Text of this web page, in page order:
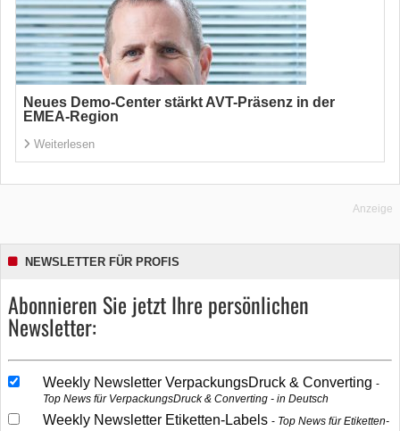
Neues Demo-Center stärkt AVT-Präsenz in der
EMEA-Region
Weiterlesen
Anzeige
NEWSLETTER FÜR PROFIS
Abonnieren Sie jetzt Ihre persönlichen
Newsletter:
Weekly Newsletter VerpackungsDruck & Converting
Top News für VerpackungsDruck & Converting - in Deutsch
Weekly Newsletter Etiketten-Labels
Top News für Etiketten-